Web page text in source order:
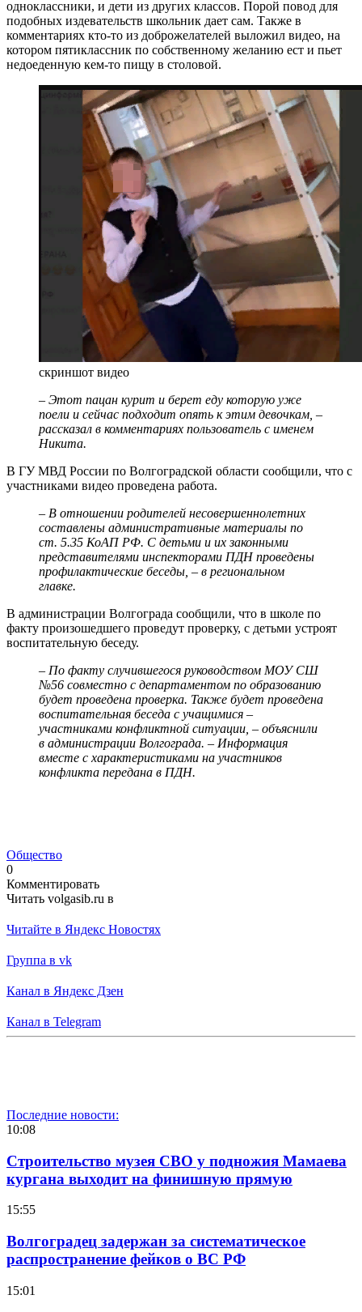
одноклассники, и дети из других классов. Порой повод для
подобных издевательств школьник дает сам. Также в
комментариях кто-то из доброжелателей выложил видео, на
котором пятиклассник по собственному желанию ест и пьет
недоеденную кем-то пищу в столовой.
скриншот видео
– Этот пацан курит и берет еду которую уже
поели и сейчас подходит опять к этим девочкам, –
рассказал в комментариях пользователь с именем
Никита.
В ГУ МВД России по Волгоградской области сообщили, что с
участниками видео проведена работа.
– В отношении родителей несовершеннолетних
составлены административные материалы по
ст. 5.35 КоАП РФ. С детьми и их законными
представителями инспекторами ПДН проведены
профилактические беседы, – в региональном
главке.
В администрации Волгограда сообщили, что в школе по
факту произошедшего проведут проверку, с детьми устроят
воспитательную беседу.
– По факту случившегося руководством МОУ СШ
№56 совместно с департаментом по образованию
будет проведена проверка. Также будет проведена
воспитательная беседа с учащимися –
участниками конфликтной ситуации, – объяснили
в администрации Волгограда. – Информация
вместе с характеристиками на участников
конфликта передана в ПДН.
Общество
0
Комментировать
Читать volgasib.ru в
Читайте в Яндекс Новостях
Группа в vk
Канал в Яндекс Дзен
Канал в Telegram
Последние новости:
10:08
Строительство музея СВО у подножия Мамаева
кургана выходит на финишную прямую
15:55
Волгоградец задержан за систематическое
распространение фейков о ВС РФ
15:01